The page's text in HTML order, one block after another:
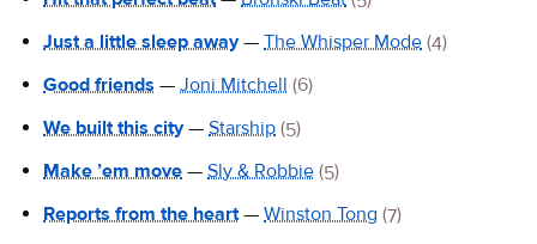
Just a little sleep away— The Whisper Mode (4)
Good friends — Joni Mitchell (6)
We built this city— Starship (5)
Make ’em move — Sly & Robbie (5)
Reports from the heart— Winston Tong (7)